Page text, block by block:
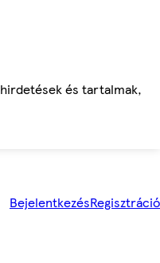
és tartalmak,
BejelentkezésRegisztráció